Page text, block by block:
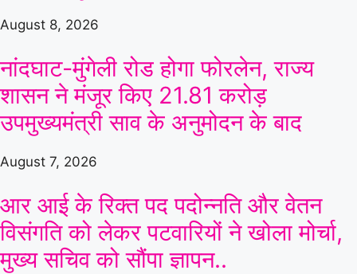
August 8, 2026
नांदघाट-मुंगेली रोड होगा फोरलेन, राज्य
शासन ने मंजूर किए 21.81 करोड़
उपमुख्यमंत्री साव के अनुमोदन के बाद
August 7, 2026
आर आई के रिक्त पद पदोन्नति और वेतन
विसंगति को लेकर पटवारियों ने खोला मोर्चा,
मुख्य सचिव को सौंपा ज्ञापन..